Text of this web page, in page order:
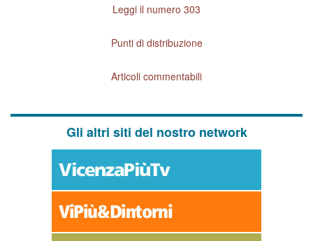
Leggi il numero 303
Punti di distribuzione
Articoli commentabili
Gli altri siti del nostro network